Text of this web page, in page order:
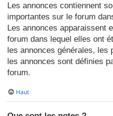
Les annonces contiennent
importantes sur le forum
Les annonces apparaissent
forum dans lequel elles ont
les annonces générales, les
les annonces sont définies
forum.
Haut